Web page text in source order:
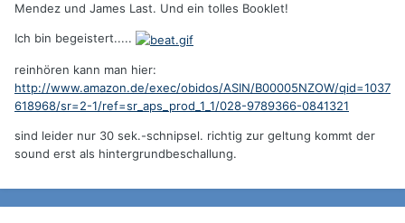
Mendez und James Last. Und ein tolles Booklet!
Ich bin begeistert.....
reinhören kann man hier:
http://www.amazon.de/exec/obidos/ASIN/B00005NZOW/qid=1037
618968/sr=2-1/ref=sr_aps_prod_1_1/028-9789366-0841321
sind leider nur 30 sek.-schnipsel. richtig zur geltung kommt der
sound erst als hintergrundbeschallung.